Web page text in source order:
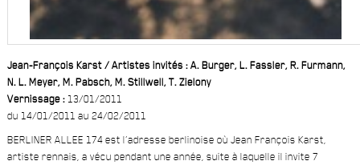
Jean-François Karst / Artistes invités : A. Burger, L. Fassler, R. Furmann,
N. L. Meyer, M. Pabsch, M. Stillwell, T. Zielony
Vernissage : 13/01/2011
du 14/01/2011 au 24/02/2011
BERLINER ALLEE 174 est l’adresse berlinoise où Jean François Karst,
artiste rennais, a vécu pendant une année, suite à laquelle il invite 7